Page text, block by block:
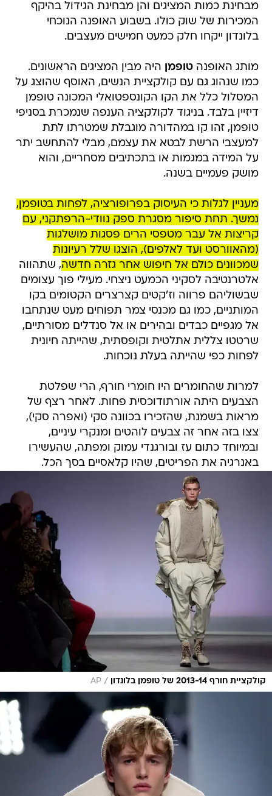
מבחינת כמות המציגים והן מבחינת הגידול בהיקף
המכירות של שוק כולו. בשבוע האופנה הנוכחי
בלונדון ייקחו חלק כמעט חמישים מעצבים.
מותג האופנהטופמן היה מבין המציגים הראשונים.
כמו שנהוג גם עם קולקציית הנשים, האוסף שהוצג על
המסלול כלל את הקו הקונספטואלי המכונה טופמן
דיזיין בלבד. בניגוד לקולקציה הענפה שנמכרת בסניפי
טופמן, זהו קו במהדורה מוגבלת שמטרתו לתת
למעצבי הרשת לבטא את עצמם, מבלי להתחשב יתר
על המידה במגמות או בתכתיבים מסחריים, והוא
מושק פעמיים בשנה.
מעניין לגלות כי העיסוק בפרופורציה, לפחות בטופמן,
נמשך. תחת סיפור מסגרת ספק נוודי-הרפתקני, עם
קריצות אל עבר מטפסי הרים פסגות מושלגות
(מהאוורסט ועד לאלפים), הוצגו שלל רעיונות
שמכוונים כולם אל חיפוש אחר גזרה חדשה, שתהווה
אלטרנטיבה לסקיני הכמעט ניצחי. מעילי פוך עצומים
שבשוליהם פרווה וז'קטים קצרצרים הקטומים בקו
המותניים, כמו גם מכנסי צמר תפוחים מעט שנתחבו
אל מגפיים כבדים ובהירים או אל סנדלים מסורתיים,
שרטטו צללית אתלטית וקופסתית, שהייתה חיונית
לפחות כפי שהייתה בעלת נוכחות.
למרות שהחומרים היו חומרי חורף, הרי שפלטת
הצבעים היתה אורתודוכסית פחות. לאחר רצף של
מראות בשמנת, שהזכירו בכוונה סקי (ואפרה סקי),
צצו בזה אחר זה צבעים לוהטים ומנקרי עיניים,
ובמיוחד כתום עז ובורגנדי עמוק ומפתה, שהעשירו
באנרגיה את הפריטים, שהיו קלאסיים בסך הכל.
קולקציית חורף 2013-14 של טופמן בלונדון /
AP